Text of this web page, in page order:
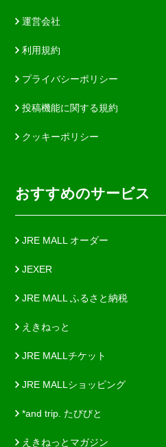
運営会社
利用規約
プライバシーポリシー
投稿機能に関する規約
クッキーポリシー
おすすめのサービス
JRE MALL オーダー
JEXER
JRE MALL ふるさと納税
えきねっと
JRE MALLチケット
JRE MALLショッピング
*and trip. たびびと
えきねっとマガジン